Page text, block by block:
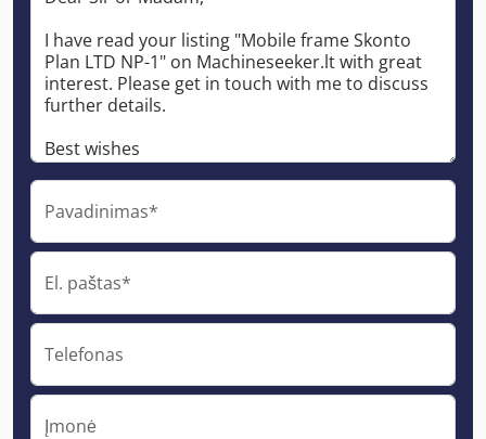
Pavadinimas*
El. paštas*
Telefonas
Įmonė